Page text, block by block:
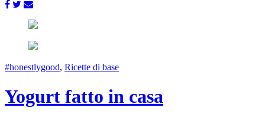
#honestlygood, Ricette di base
Yogurt fatto in casa